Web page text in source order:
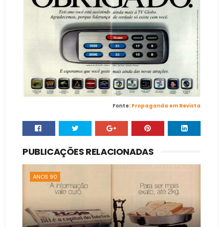
Fonte: Propaganda em Revista
PUBLICAÇÕES RELACIONADAS
ANOS 90